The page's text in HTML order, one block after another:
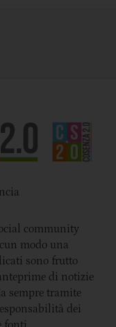
community
modo una
sono frutto
di notizie
sempre tramite
dei